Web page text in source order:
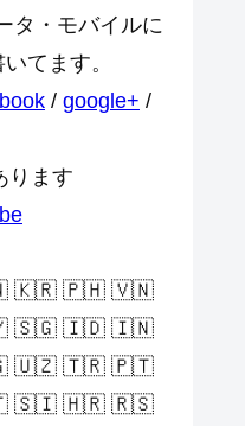
タ・モバイルに
てます。
/ google+ /
ります
🇰🇷 🇵🇭 🇻🇳
🇸🇬 🇮🇩 🇮🇳
🇺🇿 🇹🇷 🇵🇹
🇸🇮 🇭🇷 🇷🇸